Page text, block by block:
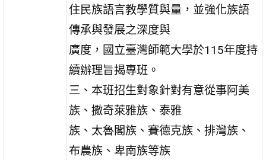
住民族語言教學質與量，並強化族語
傳承與發展之深度與
廣度，國立臺灣師範大學於115年度持
續辦理旨揭專班。
三、本班招生對象針對有意從事阿美
族、撒奇萊雅族、泰雅
族、太魯閣族、賽德克族、排灣族、
布農族、卑南族等族